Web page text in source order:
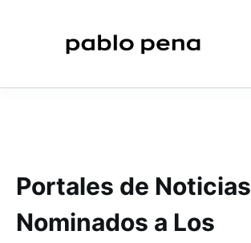
Portales de Noticias
Nominados a Los